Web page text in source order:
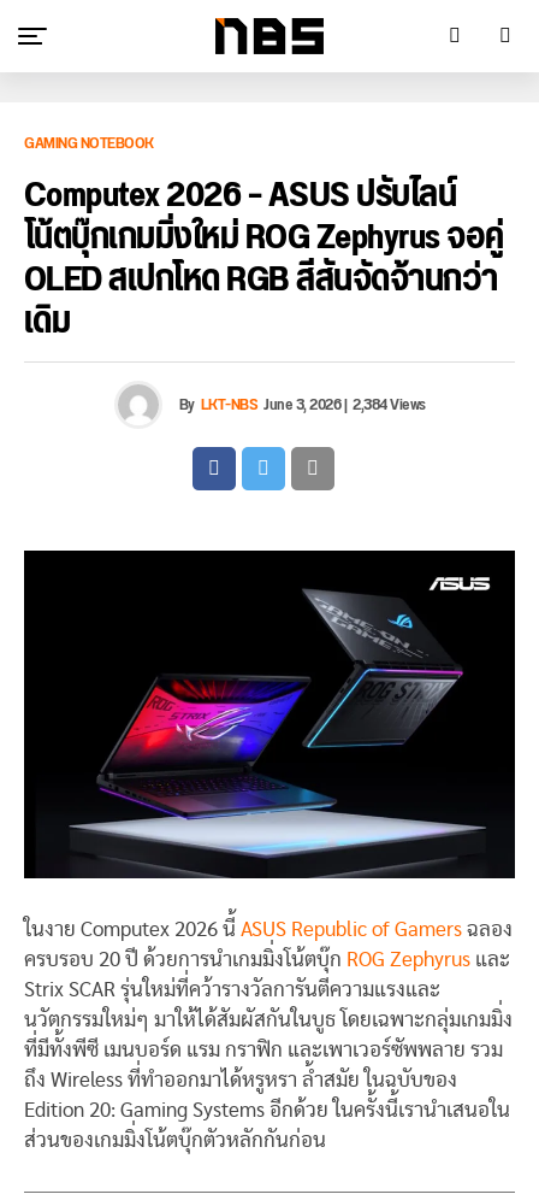
GAMING NOTEBOOK
Computex 2026 – ASUS ปรับไลน์
โน้ตบุ๊กเกมมิ่งใหม่ ROG Zephyrus จอคู่
OLED สเปกโหด RGB สีสันจัดจ้านกว่า
เดิม
By LKT-NBSJune 3, 2026|2,384 Views
ในงาย Computex 2026 นี้ ASUS Republic of Gamers ฉลอง
ครบรอบ 20 ปี ด้วยการนำเกมมิ่งโน้ตบุ๊ก ROG Zephyrus และ
Strix SCAR รุ่นใหม่ที่คว้ารางวัลการันตีความแรงและ
นวัตกรรมใหม่ๆ มาให้ได้สัมผัสกันในบูธ โดยเฉพาะกลุ่มเกมมิ่ง
ที่มีทั้งพีซี เมนบอร์ด แรม กราฟิก และเพาเวอร์ซัพพลาย รวม
ถึง Wireless ที่ทำออกมาได้หรูหรา ล้ำสมัย ในฉบับของ
Edition 20: Gaming Systems อีกด้วย ในครั้งนี้เรานำเสนอใน
ส่วนของเกมมิ่งโน้ตบุ๊กตัวหลักกันก่อน